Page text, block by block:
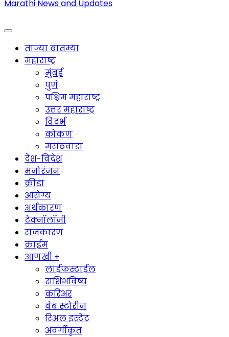
Maharashtra Jagran : Your Trusted Companion
ताज्या बातम्या
महाराष्ट्र
मुंबई
पुणे
पश्चिम महाराष्ट्र
उत्तर महाराष्ट्र
विदर्भ
कोकण
मराठवाडा
देश-विदेश
मनोरंजन
क्रीडा
आरोग्य
अर्थकारण
टेक्नॉलॉजी
राजकारण
क्राईम
आणखी +
लाईफस्टाईल
राशिभविष्य
करिअर
वेब स्टोरीज
रिअल इस्टेट
अवर्गीकृत